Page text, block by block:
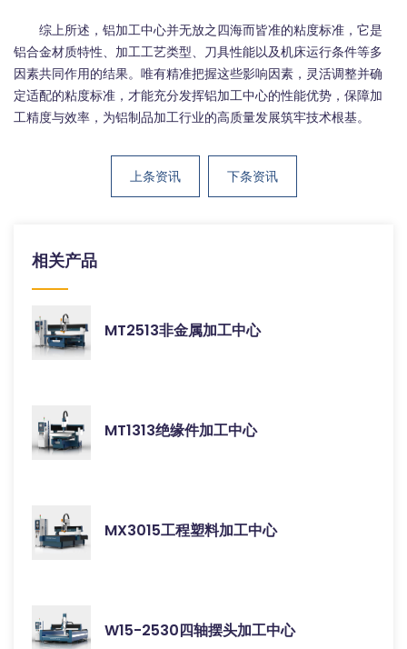
综上所述，铝加工中心并无放之四海而皆准的粘度标准，它是
铝合金材质特性、加工工艺类型、刀具性能以及机床运行条件等多
因素共同作用的结果。唯有精准把握这些影响因素，灵活调整并确
定适配的粘度标准，才能充分发挥铝加工中心的性能优势，保障加
工精度与效率，为铝制品加工行业的高质量发展筑牢技术根基。
上条资讯 下条资讯
相关产品
MT2513非金属加工中心
MT1313绝缘件加工中心
MX3015工程塑料加工中心
W15-2530四轴摆头加工中心